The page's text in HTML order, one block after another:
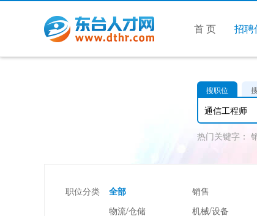
首 页 招聘
搜职位
热门关键字：
职位分类 全部 销售
物流/仓储
机械/设备